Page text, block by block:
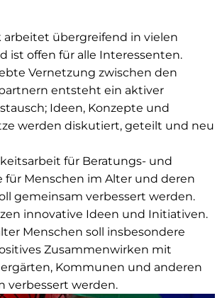
arbeitet übergreifend in vielen
ist offen für alle Interessenten.
Vernetzung zwischen den
entsteht ein aktiver
Ideen, Konzepte und
werden diskutiert, geteilt und neu
für Beratungs- und
für Menschen im Alter und deren
gemeinsam verbessert werden.
innovative Ideen und Initiativen.
Menschen soll insbesondere
Zusammenwirken mit
Kommunen und anderen
verbessert werden.